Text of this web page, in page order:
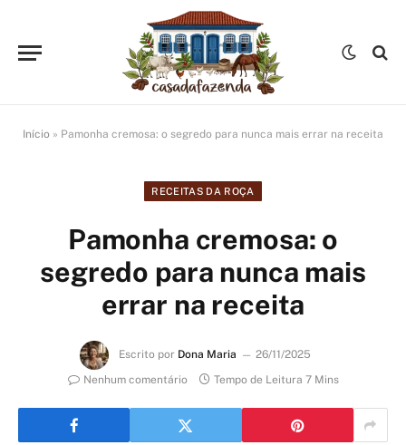
Início » Pamonha cremosa: o segredo para nunca mais errar na receita
RECEITAS DA ROÇA
Pamonha cremosa: o
segredo para nunca mais
errar na receita
Escrito por Dona Maria
26/11/2025
Nenhum comentário
Tempo de Leitura 7 Mins